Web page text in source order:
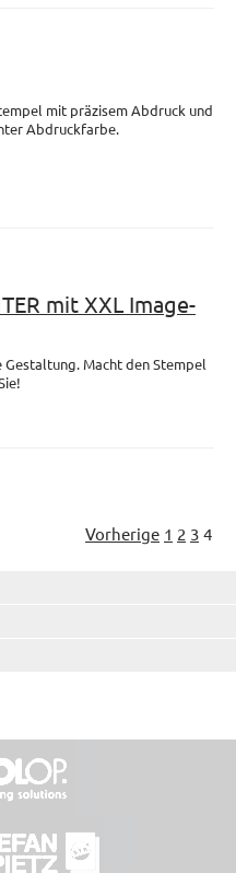
mit präzisem Abdruck und
Abdruckfarbe.
mit XXL Image-
Gestaltung. Macht den Stempel
Vorherige 1 2 3 4